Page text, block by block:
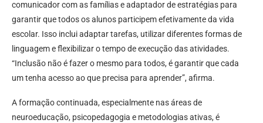
comunicador com as famílias e adaptador de estratégias para
garantir que todos os alunos participem efetivamente da vida
escolar. Isso inclui adaptar tarefas, utilizar diferentes formas de
linguagem e flexibilizar o tempo de execução das atividades.
“Inclusão não é fazer o mesmo para todos, é garantir que cada
um tenha acesso ao que precisa para aprender”, afirma.
A formação continuada, especialmente nas áreas de
neuroeducação, psicopedagogia e metodologias ativas, é